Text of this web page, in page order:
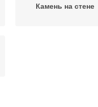
Камень на стене